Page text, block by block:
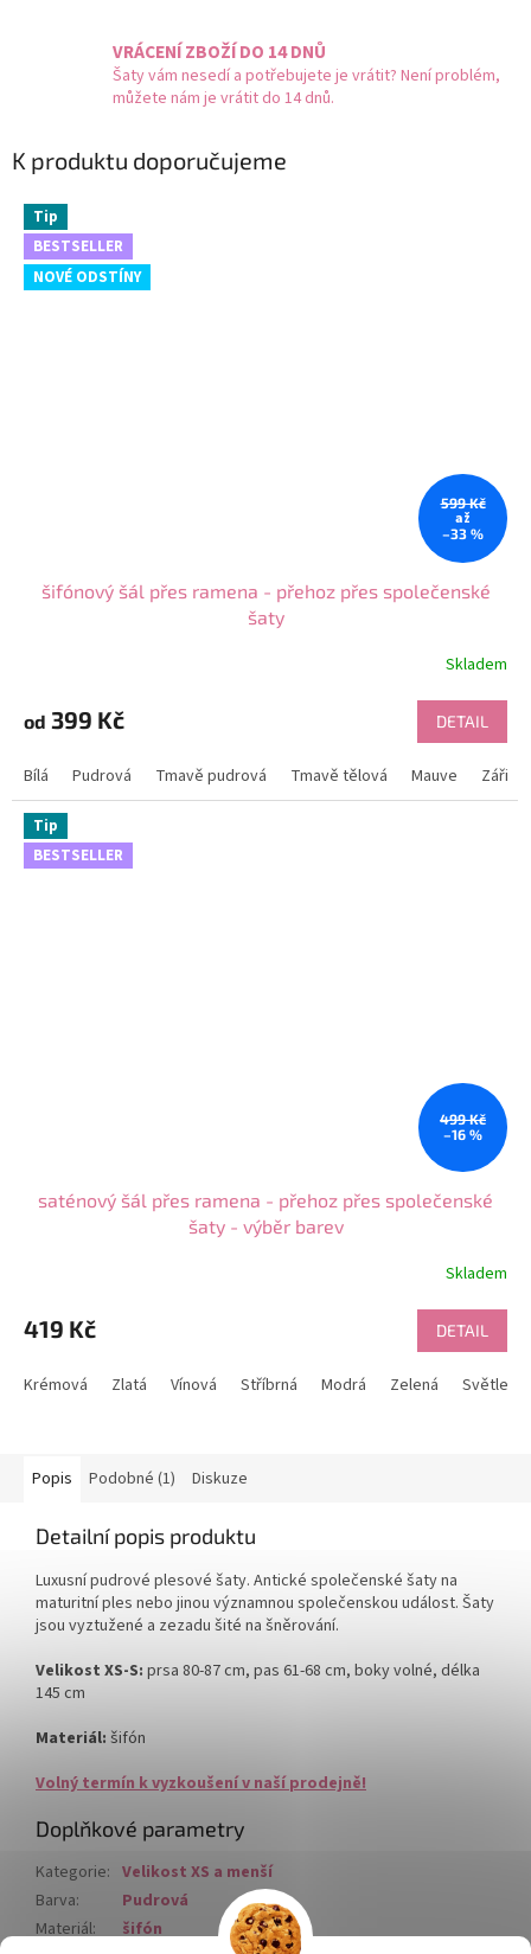
VRÁCENÍ ZBOŽÍ DO 14 DNŮ
Šaty vám nesedí a potřebujete je vrátit? Není problém,
můžete nám je vrátit do 14 dnů.
K produktu doporučujeme
Tip
BESTSELLER
NOVÉ ODSTÍNY
599 Kč
až
–33 %
šifónový šál přes ramena - přehoz přes společenské
šaty
produktu
je
z
5
hvězdiček.
Skladem
od 399 Kč DETAIL
Bílá Pudrová Tmavě pudrová Tmavě tělová Mauve Zářivě
Tip
BESTSELLER
499 Kč
–16 %
saténový šál přes ramena - přehoz přes společenské
šaty - výběr barev
produktu
je
z
Skladem
419 Kč DETAIL
Krémová Zlatá Vínová Stříbrná Modrá Zelená Světle
Popis Podobné (1) Diskuze
Detailní popis produktu
Luxusní pudrové plesové šaty. Antické společenské šaty na
maturitní ples nebo jinou významnou společenskou událost. Šaty
jsou vyztužené a zezadu šité na šněrování.
Velikost XS-S: prsa 80-87 cm, pas 61-68 cm, boky volné, délka
145 cm
Materiál: šifón
Volný termín k vyzkoušení v naší prodejně!
Doplňkové parametry
Kategorie: Velikost XS a menší
Barva:
Pudrová
Materiál:
šifón